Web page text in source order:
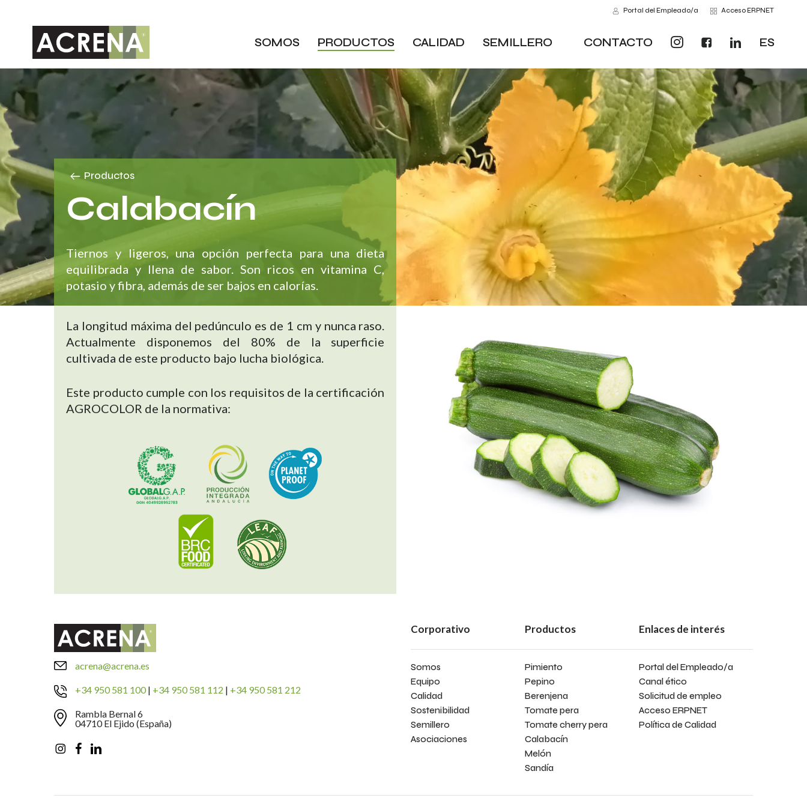
content
Portal del Empleado/a Acceso ERPNET
SOMOS PRODUCTOS CALIDAD SEMILLERO CONTACTO ES
Productos
Calabacín
Tiernos y ligeros, una opción perfecta para una dieta
equilibrada y llena de sabor. Son ricos en vitamina C,
potasio y fibra, además de ser bajos en calorías.
La longitud máxima del pedúnculo es de 1 cm y nunca raso.
Actualmente disponemos del 80% de la superficie
cultivada de este producto bajo lucha biológica.
Este producto cumple con los requisitos de la certificación
AGROCOLOR de la normativa:
acrena@acrena.es
+34 950 581 100| +34 950 581 112 | +34 950 581 212
Rambla Bernal 6
04710 El Ejido (España)
Corporativo
Somos
Equipo
Calidad
Sostenibilidad
Semillero
Asociaciones
Productos
Pimiento
Pepino
Berenjena
Tomate pera
Tomate cherry pera
Calabacín
Melón
Sandía
Enlaces de interés
Portal del Empleado/a
Canal ético
Solicitud de empleo
Acceso ERPNET
Política de Calidad